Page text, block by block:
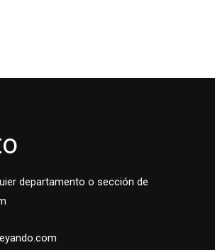
departamento o sección de